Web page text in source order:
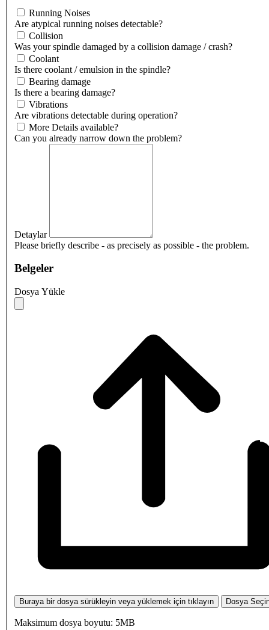
Running Noises
Are atypical running noises detectable?
Collision
Was your spindle damaged by a collision damage / crash?
Coolant
Is there coolant / emulsion in the spindle?
Bearing damage
Is there a bearing damage?
Vibrations
Are vibrations detectable during operation?
More Details available?
Can you already narrow down the problem?
Detaylar
Please briefly describe - as precisely as possible - the problem.
Belgeler
Dosya Yükle
Buraya bir dosya sürükleyin veya yüklemek için tıklayın Dosya
Maksimum dosya boyutu: 5MB